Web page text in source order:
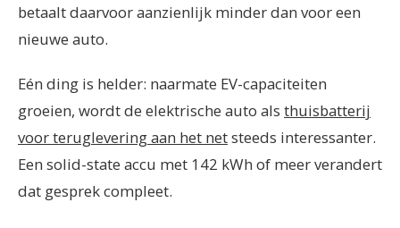
betaalt daarvoor aanzienlijk minder dan voor een
nieuwe auto.
Eén ding is helder: naarmate EV-capaciteiten
groeien, wordt de elektrische auto als thuisbatterij
voor teruglevering aan het netsteeds interessanter.
Een solid-state accu met 142 kWh of meer verandert
dat gesprek compleet.